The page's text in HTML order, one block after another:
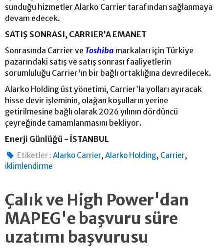
sunduğu hizmetler Alarko Carrier tarafından sağlanmaya
devam edecek.
SATIŞ SONRASI, CARRIER’A EMANET
Sonrasında Carrier ve Toshiba markaları için Türkiye
pazarındaki satış ve satış sonrası faaliyetlerin
sorumluluğu Carrier'ın bir bağlı ortaklığına devredilecek.
Alarko Holding üst yönetimi, Carrier’la yolları ayıracak
hisse devir işleminin, olağan koşulların yerine
getirilmesine bağlı olarak 2026 yılının dördüncü
çeyreğinde tamamlanmasını bekliyor.
Enerji Günlüğü - İSTANBUL
Etiketler : Alarko Carrier,Alarko Holding, Carrier,
iklimlendirme
Çalık ve High Power'dan
MAPEG'e başvuru süre
uzatımı başvurusu